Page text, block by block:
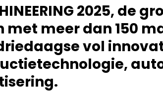
/ Cookie statement
Vacature aanmelden
Vacatures
2025, de
met meer dan 150
vol